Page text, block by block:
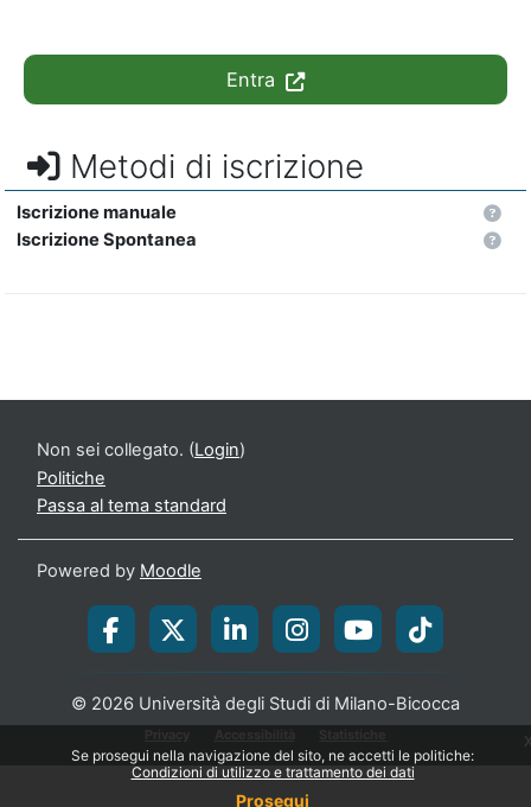
Se prosegui nella navigazione del sito, ne accetti le politiche:
Condizioni di utilizzo e trattamento dei dati
Prosegui
Entra
Metodi di iscrizione
Iscrizione manuale
Iscrizione Spontanea
Non sei collegato. (Login)
Politiche
Passa al tema standard
Powered by Moodle
© 2026 Università degli Studi di Milano-Bicocca